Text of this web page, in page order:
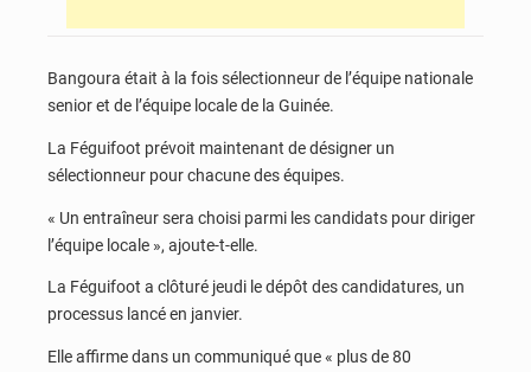
Bangoura était à la fois sélectionneur de l’équipe nationale
senior et de l’équipe locale de la Guinée.
La Féguifoot prévoit maintenant de désigner un
sélectionneur pour chacune des équipes.
« Un entraîneur sera choisi parmi les candidats pour diriger
l’équipe locale », ajoute-t-elle.
La Féguifoot a clôturé jeudi le dépôt des candidatures, un
processus lancé en janvier.
Elle affirme dans un communiqué que « plus de 80